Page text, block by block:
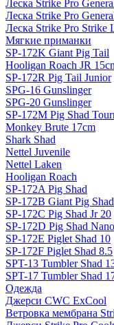
Леска Strike Pro
Леска Strike Pro
Леска Strike Pro Strike
Мягкие приманки
SP-172K Giant Pig Tail
Hooligan Roach JR
SP-172R Pig Tail Junior
SPG-16 Gunslinger
SPG-20 Gunslinger
SP-172M Pig Shad
Monkey Brute 17cm
Shark Shad
Nettel Juvenile
Nettel Laken
Hooligan Roach
SP-172A Pig Shad
SP-172B Giant Pig Shad
SP-172C Pig Shad Jr 20
SP-172D Pig Shad
SP-172E Piglet Shad 10
SP-172F Piglet Shad 8.5
SPT-13 Tumbler Shad
SPT-17 Tumbler Shad
Одежда
Джерси CWC ExCool
Ветровка мембрана